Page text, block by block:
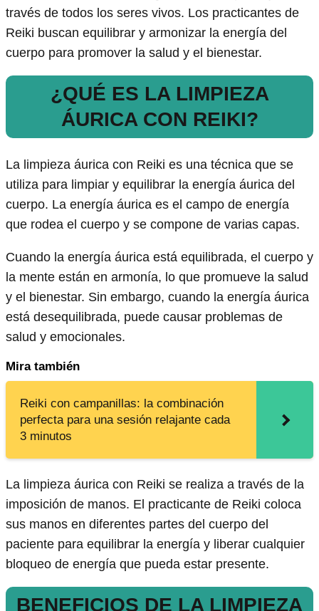
través de todos los seres vivos. Los practicantes de
Reiki buscan equilibrar y armonizar la energía del
cuerpo para promover la salud y el bienestar.
¿QUÉ ES LA LIMPIEZA
ÁURICA CON REIKI?
La limpieza áurica con Reiki es una técnica que se
utiliza para limpiar y equilibrar la energía áurica del
cuerpo. La energía áurica es el campo de energía
que rodea el cuerpo y se compone de varias capas.
Cuando la energía áurica está equilibrada, el cuerpo y
la mente están en armonía, lo que promueve la salud
y el bienestar. Sin embargo, cuando la energía áurica
está desequilibrada, puede causar problemas de
salud y emocionales.
Mira también
Reiki con campanillas: la combinación
perfecta para una sesión relajante cada
3 minutos
La limpieza áurica con Reiki se realiza a través de la
imposición de manos. El practicante de Reiki coloca
sus manos en diferentes partes del cuerpo del
paciente para equilibrar la energía y liberar cualquier
bloqueo de energía que pueda estar presente.
BENEFICIOS DE LA LIMPIEZA